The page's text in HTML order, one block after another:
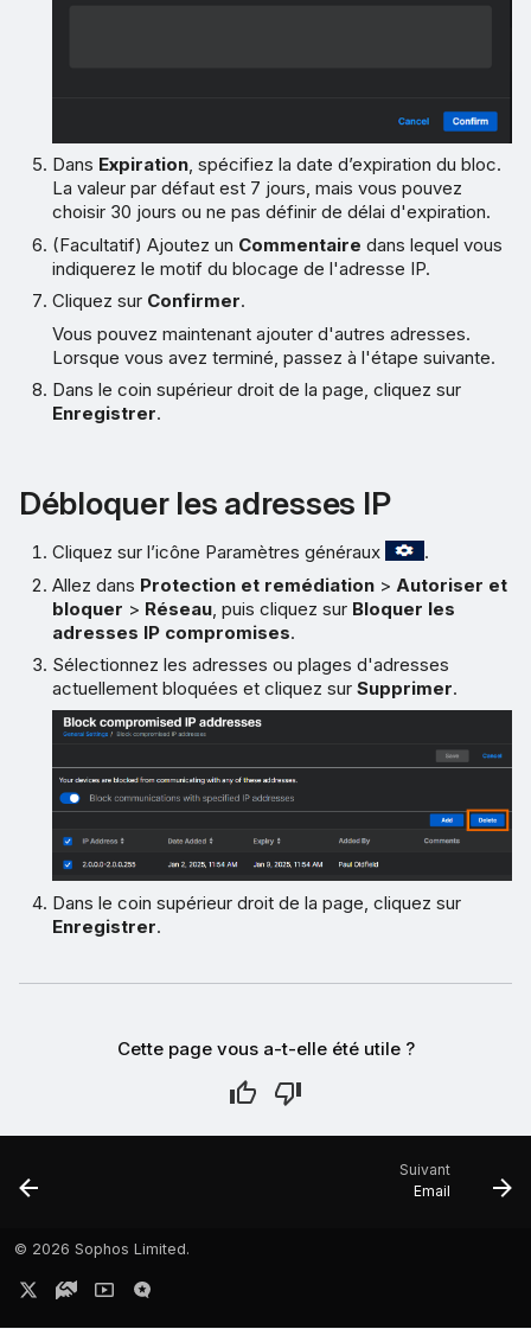
Dans Expiration, spécifiez la date d’expiration du bloc.
La valeur par défaut est 7 jours, mais vous pouvez
choisir 30 jours ou ne pas définir de délai d'expiration.
(Facultatif) Ajoutez un Commentaire dans lequel vous
indiquerez le motif du blocage de l'adresse IP.
Cliquez sur Confirmer.
Vous pouvez maintenant ajouter d'autres adresses.
Lorsque vous avez terminé, passez à l'étape suivante.
Dans le coin supérieur droit de la page, cliquez sur
Enregistrer.
Débloquer les adresses IP
Cliquez sur l’icône Paramètres généraux
.
Allez dans Protection et remédiation >Autoriser et
bloquer > Réseau, puis cliquez sur Bloquer les
adresses IP compromises.
Sélectionnez les adresses ou plages d'adresses
actuellement bloquées et cliquez surSupprimer.
Dans le coin supérieur droit de la page, cliquez sur
Enregistrer.
Cette page vous a-t-elle été utile ?
Suivant
Email
© 2026 Sophos Limited.